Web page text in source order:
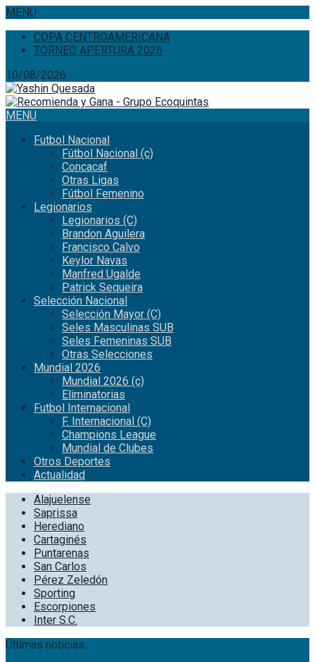
MENU
COPA CENTROAMERICANA
TORNEO APERTURA 2026
10/08/2026
MENU
Futbol Nacional
Fútbol Nacional (c)
Concacaf
Otras Ligas
Fútbol Femenino
Legionarios
Legionarios (C)
Brandon Aguilera
Francisco Calvo
Keylor Navas
Manfred Ugalde
Patrick Sequeira
Selección Nacional
Selección Mayor (C)
Seles Masculinas SUB
Seles Femeninas SUB
Otras Selecciones
Mundial 2026
Mundial 2026 (c)
Eliminatorias
Futbol Internacional
F. Internacional (C)
Champions League
Mundial de Clubes
Otros Deportes
Actualidad
Alajuelense
Saprissa
Herediano
Cartaginés
Puntarenas
San Carlos
Pérez Zeledón
Sporting
Escorpiones
Inter S.C.
Últimas noticias: